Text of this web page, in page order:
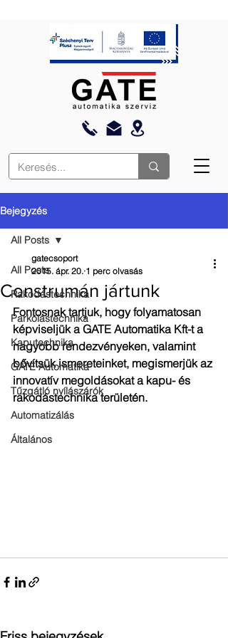
Bejegyzés
All Posts
Rakodástechnika
Parkolástechnika
Kaputechnika
GATE Automatika
Tűzgátló nyílászárók
Automatizálás
Általános
All Posts
Construmán jártunk
gatecsoport
2015. ápr. 20. 1 perc olvasás
Fontosnak tartjuk, hogy folyamatosan
képviseljük a GATE Automatika Kft-t a
nagyobb rendezvényeken, valamint
bővítsük ismereteinket, megismerjük az
innovatív megoldásokat a kapu- és
rakodástechnika területén.